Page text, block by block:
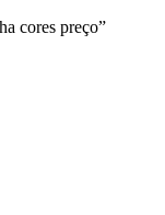
cores preço”